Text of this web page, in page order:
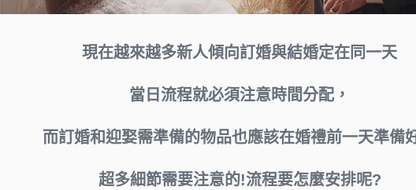
現在越來越多新人傾向訂婚與結婚定在同一天
當日流程就必須注意時間分配，
而訂婚和迎娶需準備的物品也應該在婚禮前一天準備
超多細節需要注意的!流程要怎麼安排呢?